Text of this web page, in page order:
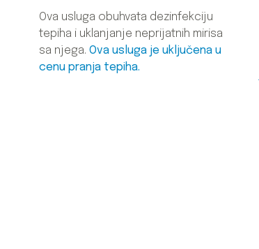
Ova usluga obuhvata dezinfekciju
tepiha i uklanjanje neprijatnih mirisa
sa njega.Ova usluga je uključena u
cenu pranja tepiha.